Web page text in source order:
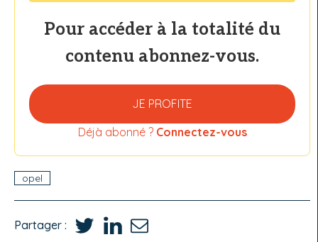
Pour accéder à la totalité du
contenu abonnez-vous.
JE PROFITE
Déjà abonné ? Connectez-vous
opel
Partager :